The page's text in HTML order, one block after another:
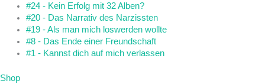
#24 - Kein Erfolg mit 32 Alben?
#20 - Das Narrativ des Narzissten
#19 - Als man mich loswerden wollte
#8 - Das Ende einer Freundschaft
#1 - Kannst dich auf mich verlassen
Shop